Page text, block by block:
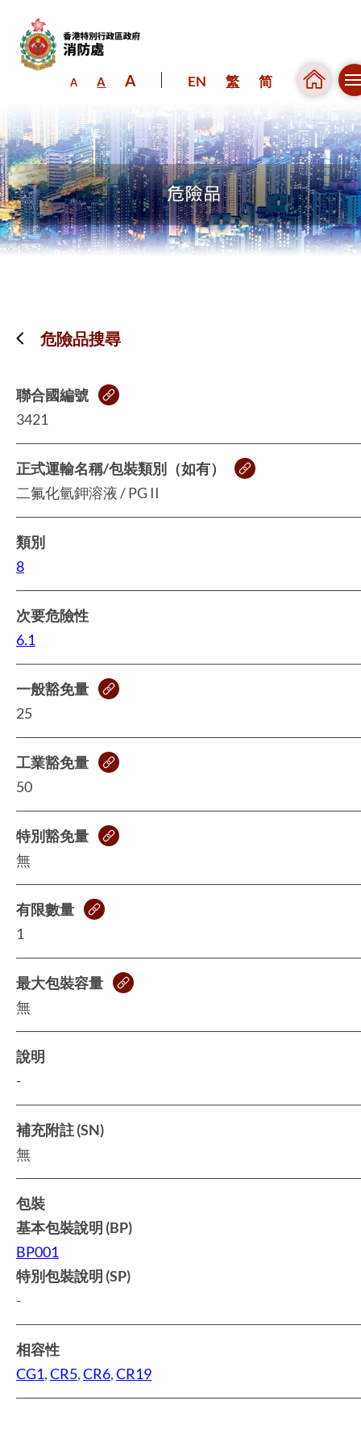
A A A EN 繁 简
危險品搜尋
聯合國編號
3421
正式運輸名稱/包裝類別（如有）
二氟化氫鉀溶液 / PG II
類別
8
次要危險性
6.1
一般豁免量
25
工業豁免量
50
特別豁免量
無
有限數量
1
最大包裝容量
無
說明
-
補充附註 (SN)
無
包裝
基本包裝說明 (BP)
BP001
特別包裝說明 (SP)
-
相容性
CG1,CR5,CR6,CR19